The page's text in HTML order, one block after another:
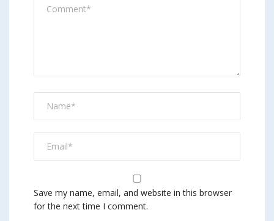
Save my name, email, and website in this browser
for the next time I comment.